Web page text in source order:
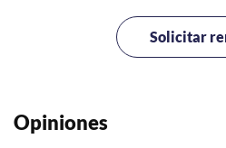
Solicitar
Opiniones